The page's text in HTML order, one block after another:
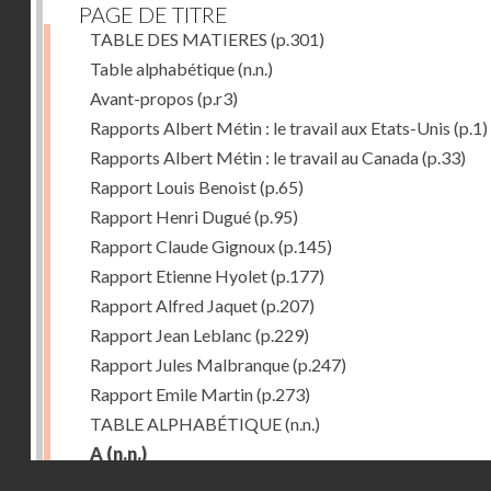
PAGE DE TITRE
TABLE DES MATIERES (p.301)
Table alphabétique(n.n.)
Avant-propos (p.r3)
Rapports Albert Métin : le travail aux Etats-Unis (p.1)
Rapports Albert Métin : le travail au Canada(p.33)
Rapport Louis Benoist(p.65)
Rapport Henri Dugué(p.95)
Rapport Claude Gignoux(p.145)
Rapport Etienne Hyolet(p.177)
Rapport Alfred Jaquet(p.207)
Rapport Jean Leblanc (p.229)
Rapport Jules Malbranque(p.247)
Rapport Emile Martin(p.273)
TABLE ALPHABÉTIQUE(n.n.)
A (n.n.)